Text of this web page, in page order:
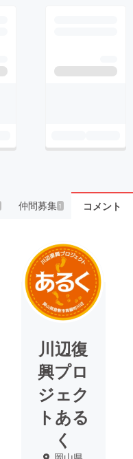
仲間募集 1 コメント
川辺復
興プロ
ジェク
トある
く